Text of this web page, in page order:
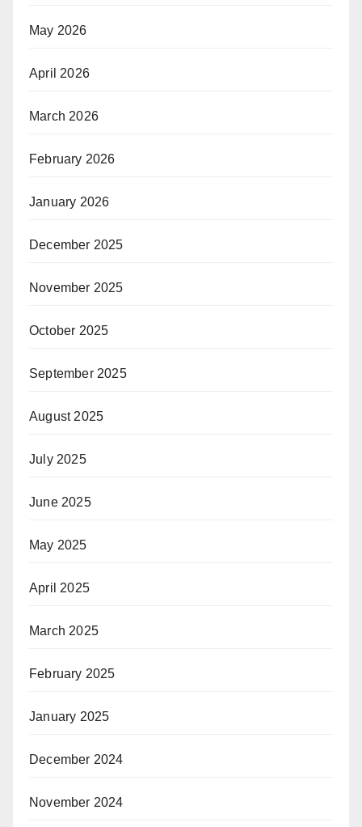
May 2026
April 2026
March 2026
February 2026
January 2026
December 2025
November 2025
October 2025
September 2025
August 2025
July 2025
June 2025
May 2025
April 2025
March 2025
February 2025
January 2025
December 2024
November 2024